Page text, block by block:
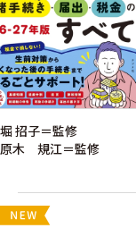
堀 招子＝監修
原木 規江＝監修